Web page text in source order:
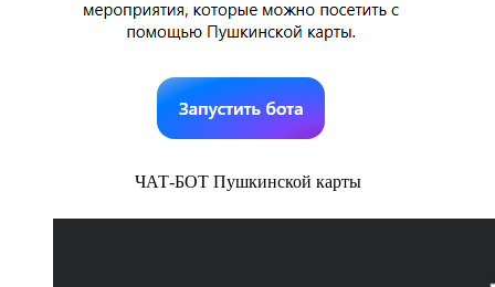
ЧАТ-БОТ Пушкинской карты